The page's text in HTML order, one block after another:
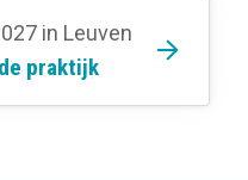
in Leuven
praktijk